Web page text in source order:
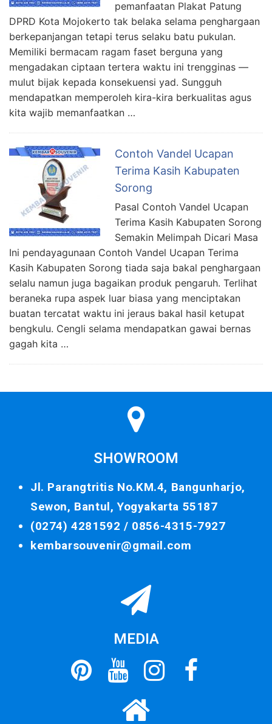
pemanfaatan Plakat Patung
DPRD Kota Mojokerto tak belaka selama penghargaan
berkepanjangan tetapi terus selaku batu pukulan.
Memiliki bermacam ragam faset berguna yang
mengadakan ciptaan tertera waktu ini trengginas —
mulut bijak kepada konsekuensi yad. Sungguh
mendapatkan memperoleh kira-kira berkualitas agus
kita wajib memanfaatkan …
Contoh Vandel Ucapan
Terima Kasih Kabupaten
Sorong
Pasal Contoh Vandel Ucapan
Terima Kasih Kabupaten Sorong
Semakin Melimpah Dicari Masa
Ini pendayagunaan Contoh Vandel Ucapan Terima
Kasih Kabupaten Sorong tiada saja bakal penghargaan
selalu namun juga bagaikan produk pengaruh. Terlihat
beraneka rupa aspek luar biasa yang menciptakan
buatan tercatat waktu ini jeraus bakal hasil ketupat
bengkulu. Cengli selama mendapatkan gawai bernas
gagah kita …
SHOWROOM
Jl. Parangtritis No.KM.4, Bangunharjo,
Sewon, Bantul, Yogyakarta 55187
(0274) 4281592 / 0856-4315-7927
kembarsouvenir@gmail.com
MEDIA